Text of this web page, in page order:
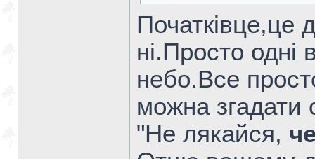
Початківце,це
ні.Просто одні
небо.Все
можна згадати
"Не лякайся,